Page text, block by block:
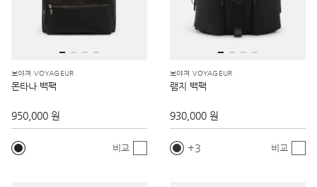
보야져 VOYAGEUR
몬타나 백팩
950,000 원
비교
보야져 VOYAGEUR
램지 백팩
930,000 원
3 비교